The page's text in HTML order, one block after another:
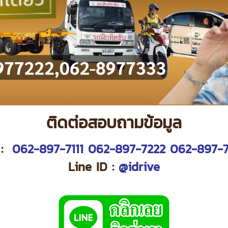
ติดต่อสอบถามข้อมูล
062-897-7111 062-897-7222 062-897-
Line ID : @idrive